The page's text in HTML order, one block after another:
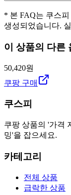
* 본 FAQ는 쿠스
생성되었습니다.
이 상품의 다른
50,420원
쿠팡 구매
쿠스피
쿠팡 상품의 '가격
밍'을 잡으세요.
카테고리
전체 상품
급락한 상품